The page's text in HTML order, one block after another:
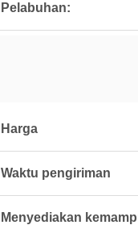
Pelabuhan:
Harga
Waktu pengiriman
Menyediakan